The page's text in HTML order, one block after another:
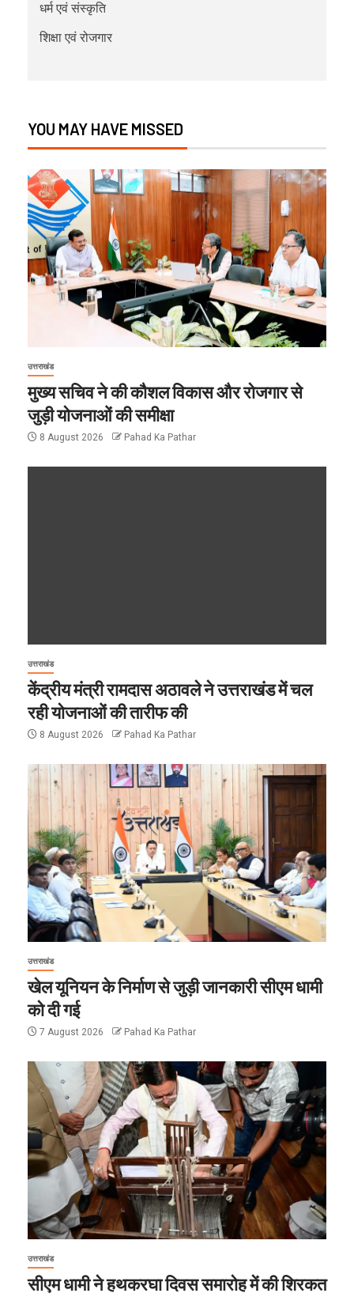
धर्म एवं संस्कृति
शिक्षा एवं रोजगार
YOU MAY HAVE MISSED
उत्तराखंड
मुख्य सचिव ने की कौशल विकास और रोजगार से
जुड़ी योजनाओं की समीक्षा
8 August 2026 Pahad Ka Pathar
उत्तराखंड
केंद्रीय मंत्री रामदास अठावले ने उत्तराखंड में चल
रही योजनाओं की तारीफ की
8 August 2026 Pahad Ka Pathar
उत्तराखंड
खेल यूनियन के निर्माण से जुड़ी जानकारी सीएम धामी
को दी गई
7 August 2026 Pahad Ka Pathar
उत्तराखंड
सीएम धामी ने हथकरघा दिवस समारोह में की शिरकत